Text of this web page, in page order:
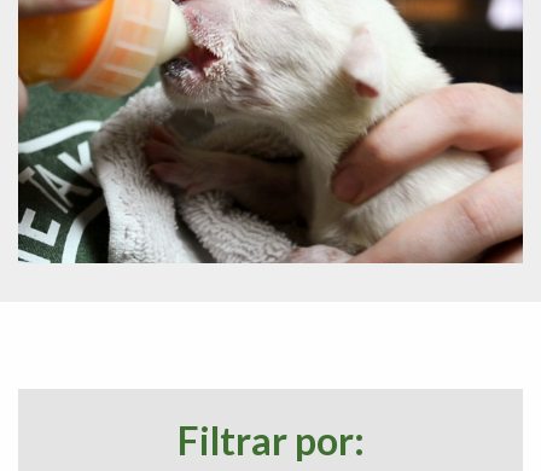
Filtrar por: